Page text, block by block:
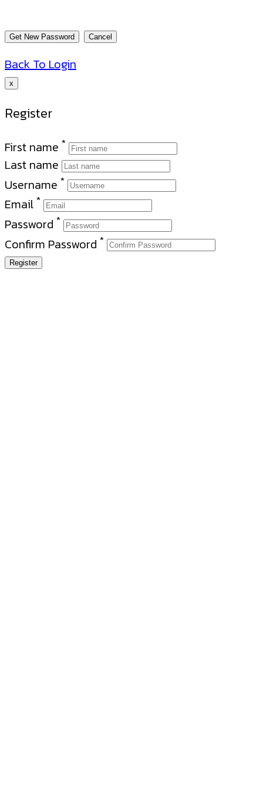
Back To Login
x
Register
First name *
Last name
Username *
Email *
Password *
Confirm Password *
Register